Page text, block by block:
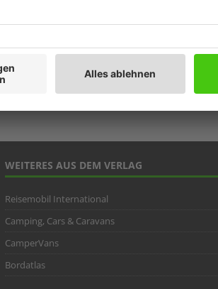
WEITERES AUS DEM VERLAG
Reisemobil International
Camping, Cars & Caravans
CamperVans
Bordatlas